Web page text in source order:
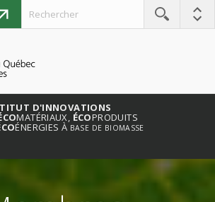
D'INNOVATIONS
MATÉRIAUX, ÉCOPRODUITS
ÉNERGIES À BASE DE BIOMASSE